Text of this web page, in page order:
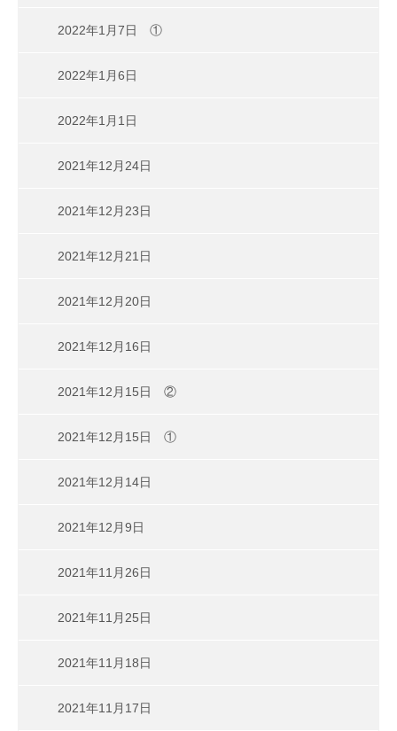
2022年1月7日 ①
2022年1月6日
2022年1月1日
2021年12月24日
2021年12月23日
2021年12月21日
2021年12月20日
2021年12月16日
2021年12月15日 ②
2021年12月15日 ①
2021年12月14日
2021年12月9日
2021年11月26日
2021年11月25日
2021年11月18日
2021年11月17日